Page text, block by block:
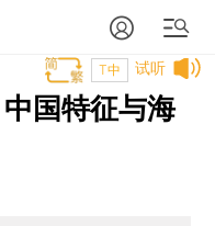
试听
T中
国特征与海